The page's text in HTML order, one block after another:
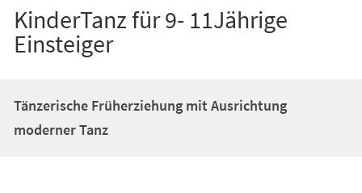
KinderTanz für 9- 11Jährige
Einsteiger
Tänzerische Früherziehung mit Ausrichtung
moderner Tanz